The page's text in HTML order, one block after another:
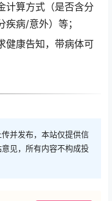
计算方式（是否含分
病/意外）等；
健康告知，带病体可
并发布，本站仅提供信
见，所有内容不构成投